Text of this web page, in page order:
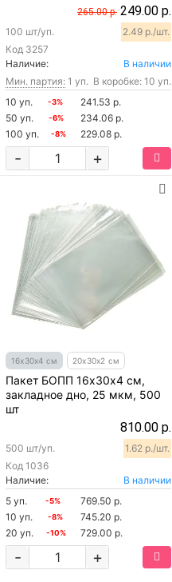
265.00 р. 249.00 р.
Код 3257
100 шт/уп. 2.49 р./шт.
Наличие:
В наличии
Мин. партия: 1 уп. В коробке: 10 уп.
10 уп.
-3%
241.53 р.
50 уп.
-6%
234.06 р.
100 уп.
-8% 229.08 р.
+
-
16х30х4 см 20х30х2 см
Пакет БОПП 16х30х4 см,
закладное дно, 25 мкм, 500
шт
810.00 р.
Код 1036
500 шт/уп. 1.62 р./шт.
Наличие:
В наличии
5 уп.
-5%
769.50 р.
10 уп.
-8%
745.20 р.
20 уп.
-10% 729.00 р.
+
-